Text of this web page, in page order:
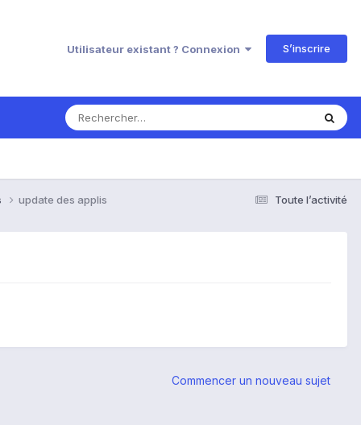
Utilisateur existant ? Connexion S’inscrire
Toute l’activité
update des applis
Commencer un nouveau sujet